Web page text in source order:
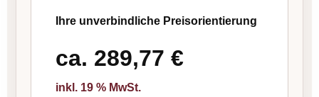
Ihre unverbindliche Preisorientierung
ca. 289,77 €
inkl. 19 % MwSt.